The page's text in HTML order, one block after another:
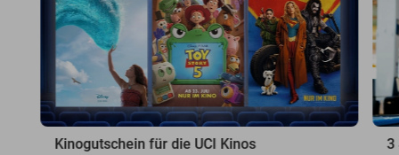
Kinogutschein für die UCI Kinos
3